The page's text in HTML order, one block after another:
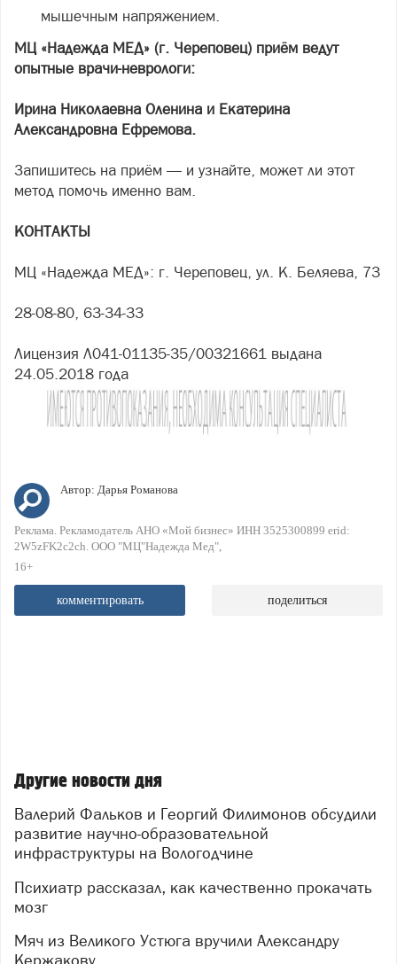
мышечным напряжением.
МЦ «Надежда МЕД» (г. Череповец) приём ведут
опытные врачи-неврологи:
Ирина Николаевна Оленина и Екатерина
Александровна Ефремова.
Запишитесь на приём — и узнайте, может ли этот
метод помочь именно вам.
КОНТАКТЫ
МЦ «Надежда МЕД»: г. Череповец, ул. К. Беляева, 73
28-08-80, 63-34-33
Лицензия Л041-01135-35/00321661 выдана
24.05.2018 года
Автор: Дарья Романова
Реклама. Рекламодатель АНО «Мой бизнес» ИНН 3525300899 erid:
2W5zFK2c2ch. ООО "МЦ"Надежда Мед"
16+
комментировать поделиться
Другие новости дня
Валерий Фальков и Георгий Филимонов обсудили
развитие научно-образовательной
инфраструктуры на Вологодчине
Психиатр рассказал, как качественно прокачать
мозг
Мяч из Великого Устюга вручили Александру